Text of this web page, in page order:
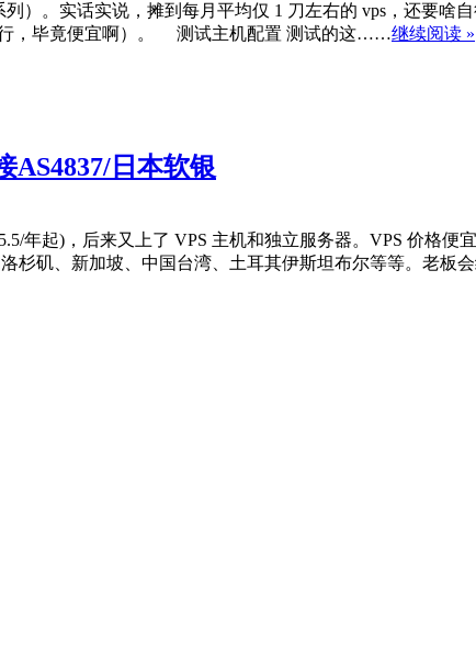
）。实话实说，摊到每月平均仅 1 刀左右的 vps，还要啥
行，毕竟便宜啊）。 测试主机配置 测试的这……继续阅读 »
AS4837/日本软银
年起)，后来又上了 VPS 主机和独立服务器。VPS 价格便
杉矶、新加坡、中国台湾、土耳其伊斯坦布尔等等。老